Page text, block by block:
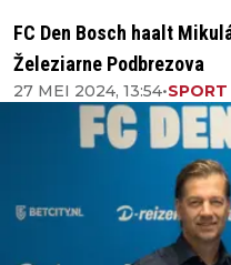
FC Den Bosch haalt
Železiarne Podbrezova
27 MEI 2024, 13:54•SPORT